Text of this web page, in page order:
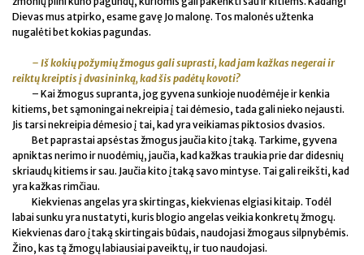
Dievas mus atpirko, esame gavę Jo malonę. Tos malonės užtenka
nugalėti bet kokias pagundas.
– Iš kokių požymių žmogus gali suprasti, kad jam kažkas negerai ir
reiktų kreiptis į dvasininką, kad šis padėtų kovoti?
– Kai žmogus supranta, jog gyvena sunkioje nuodėmėje ir kenkia
kitiems, bet sąmoningai nekreipia į tai dėmesio, tada gali nieko nejausti.
Jis tarsi nekreipia dėmesio į tai, kad yra veikiamas piktosios dvasios.
Bet paprastai apsėstas žmogus jaučia kito įtaką. Tarkime, gyvena
apniktas nerimo ir nuodėmių, jaučia, kad kažkas traukia prie dar didesnių
skriaudų kitiems ir sau. Jaučia kito įtaką savo mintyse. Tai gali reikšti, kad
yra kažkas rimčiau.
Kiekvienas angelas yra skirtingas, kiekvienas elgiasi kitaip. Todėl
labai sunku yra nustatyti, kuris blogio angelas veikia konkretų žmogų.
Kiekvienas daro įtaką skirtingais būdais, naudojasi žmogaus silpnybėmis.
Žino, kas tą žmogų labiausiai paveiktų, ir tuo naudojasi.